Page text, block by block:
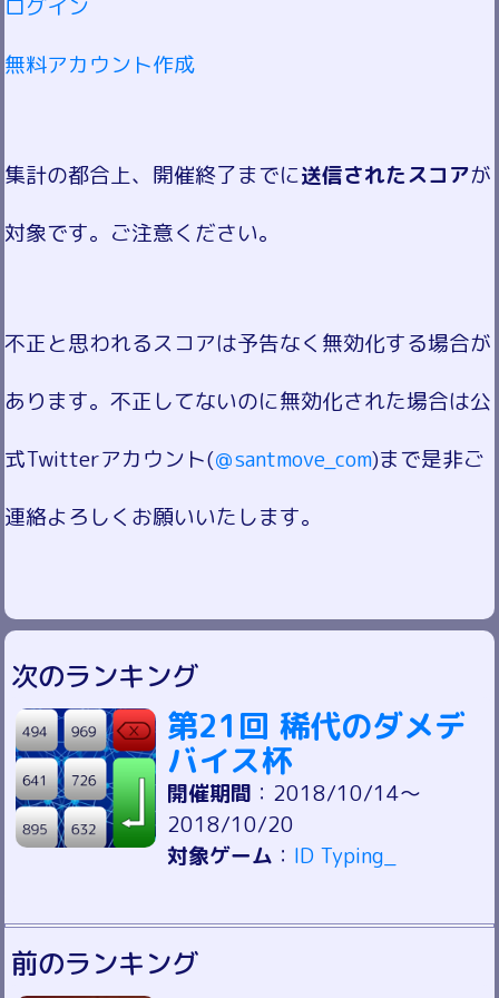
ログイン
無料アカウント作成
集計の都合上、開催終了までに送信されたスコアが
対象です。ご注意ください。
不正と思われるスコアは予告なく無効化する場合が
あります。不正してないのに無効化された場合は公
式Twitterアカウント(＠santmove_com)まで是非ご
連絡よろしくお願いいたします。
次のランキング
第21回 稀代のダメデ
バイス杯
開催期間 ：2018/10/14～
2018/10/20
対象ゲーム ： ID Typing_
前のランキング